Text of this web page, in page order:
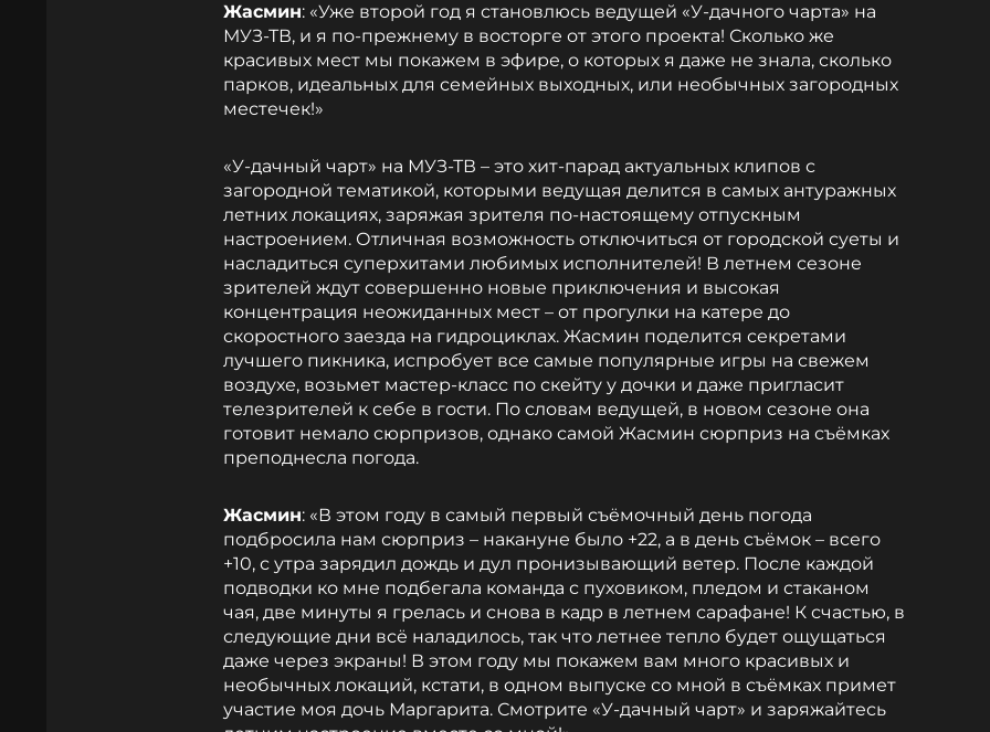
Жасмин: «Уже второй год я становлюсь ведущей «У-дачного чарта» на
МУЗ-ТВ, и я по-прежнему в восторге от этого проекта! Сколько же
красивых мест мы покажем в эфире, о которых я даже не знала, сколько
парков, идеальных для семейных выходных, или необычных загородных
местечек!»
«У-дачный чарт» на МУЗ-ТВ – это хит-парад актуальных клипов с
загородной тематикой, которыми ведущая делится в самых антуражных
летних локациях, заряжая зрителя по-настоящему отпускным
настроением. Отличная возможность отключиться от городской суеты и
насладиться суперхитами любимых исполнителей! В летнем сезоне
зрителей ждут совершенно новые приключения и высокая
концентрация неожиданных мест – от прогулки на катере до
скоростного заезда на гидроциклах. Жасмин поделится секретами
лучшего пикника, испробует все самые популярные игры на свежем
воздухе, возьмет мастер-класс по скейту у дочки и даже пригласит
телезрителей к себе в гости. По словам ведущей, в новом сезоне она
готовит немало сюрпризов, однако самой Жасмин сюрприз на съёмках
преподнесла погода.
Жасмин: «В этом году в самый первый съёмочный день погода
подбросила нам сюрприз – накануне было +22, а в день съёмок – всего
+10, с утра зарядил дождь и дул пронизывающий ветер. После каждой
подводки ко мне подбегала команда с пуховиком, пледом и стаканом
чая, две минуты я грелась и снова в кадр в летнем сарафане! К счастью, в
следующие дни всё наладилось, так что летнее тепло будет ощущаться
даже через экраны! В этом году мы покажем вам много красивых и
необычных локаций, кстати, в одном выпуске со мной в съёмках примет
участие моя дочь Маргарита. Смотрите «У-дачный чарт» и заряжайтесь